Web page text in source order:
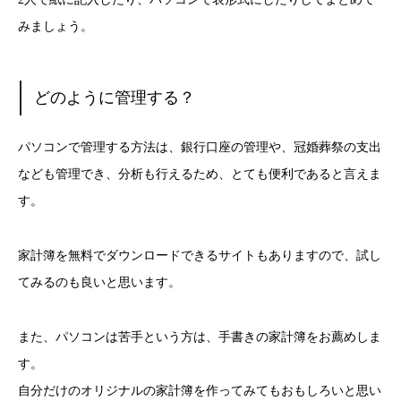
みましょう。
どのように管理する？
パソコンで管理する方法は、銀行口座の管理や、冠婚葬祭の支出
なども管理でき、分析も行えるため、とても便利であると言えま
す。
家計簿を無料でダウンロードできるサイトもありますので、試し
てみるのも良いと思います。
また、パソコンは苦手という方は、手書きの家計簿をお薦めしま
す。
自分だけのオリジナルの家計簿を作ってみてもおもしろいと思い